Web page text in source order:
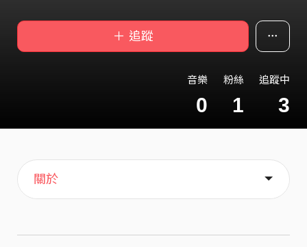
＋ 追蹤
音樂
0
粉絲
1
追蹤中
3
主頁
喜歡
關於